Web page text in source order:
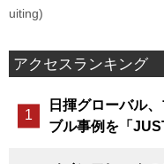
uiting)
アクセスランキング
日揮グローバル
ブル事例を「